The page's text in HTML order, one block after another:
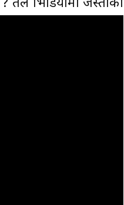
भिडियोमा जस्ताको